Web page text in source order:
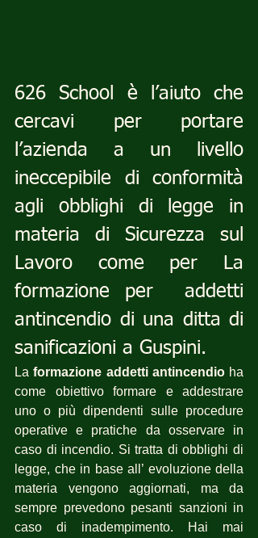
626 School è l’aiuto che
cercavi per portare
l’azienda a un livello
ineccepibile di conformità
agli obblighi di legge in
materia di Sicurezza sul
Lavoro come per La
formazione per  addetti
antincendio di una ditta di
sanificazioni a Guspini.
La formazione addetti antincendio ha
come obiettivo formare e addestrare
uno o più dipendenti sulle procedure
operative e pratiche da osservare in
caso di incendio. Si tratta di obblighi di
legge, che in base all’ evoluzione della
materia vengono aggiornati, ma da
sempre prevedono pesanti sanzioni in
caso di inadempimento. Hai mai